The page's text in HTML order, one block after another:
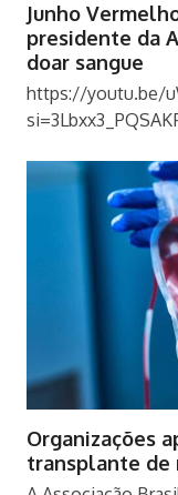
Junho
presidente da
doar sangue
https://youtu.be/
Organizações
transplante de